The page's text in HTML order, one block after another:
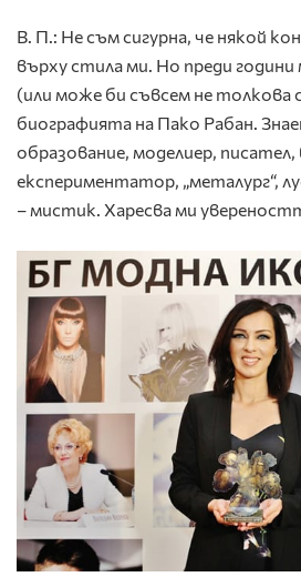
В. П.: Не съм сигурна, че някой
върху стила ми. Но преди години
(или може би съвсем не толкова
биографията на Пако Рабан.
образование, моделиер, писател,
експериментатор, „металург“,
– мистик. Харесва ми